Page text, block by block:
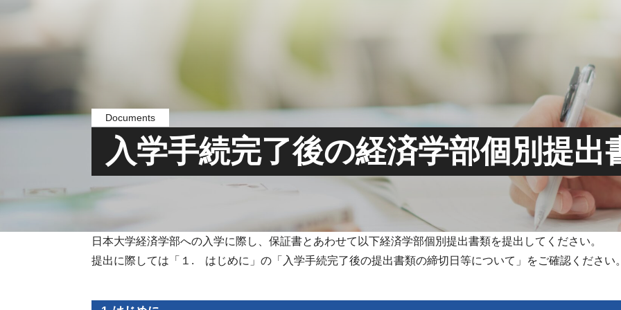
Documents
入学手続完了後の経済学部個別提出
日本大学経済学部への入学に際し、保証書とあわせて以下経済学部個別提出書類を提出してください。
提出に際しては「１. はじめに」の「入学手続完了後の提出書類の締切日等について」をご確認ください